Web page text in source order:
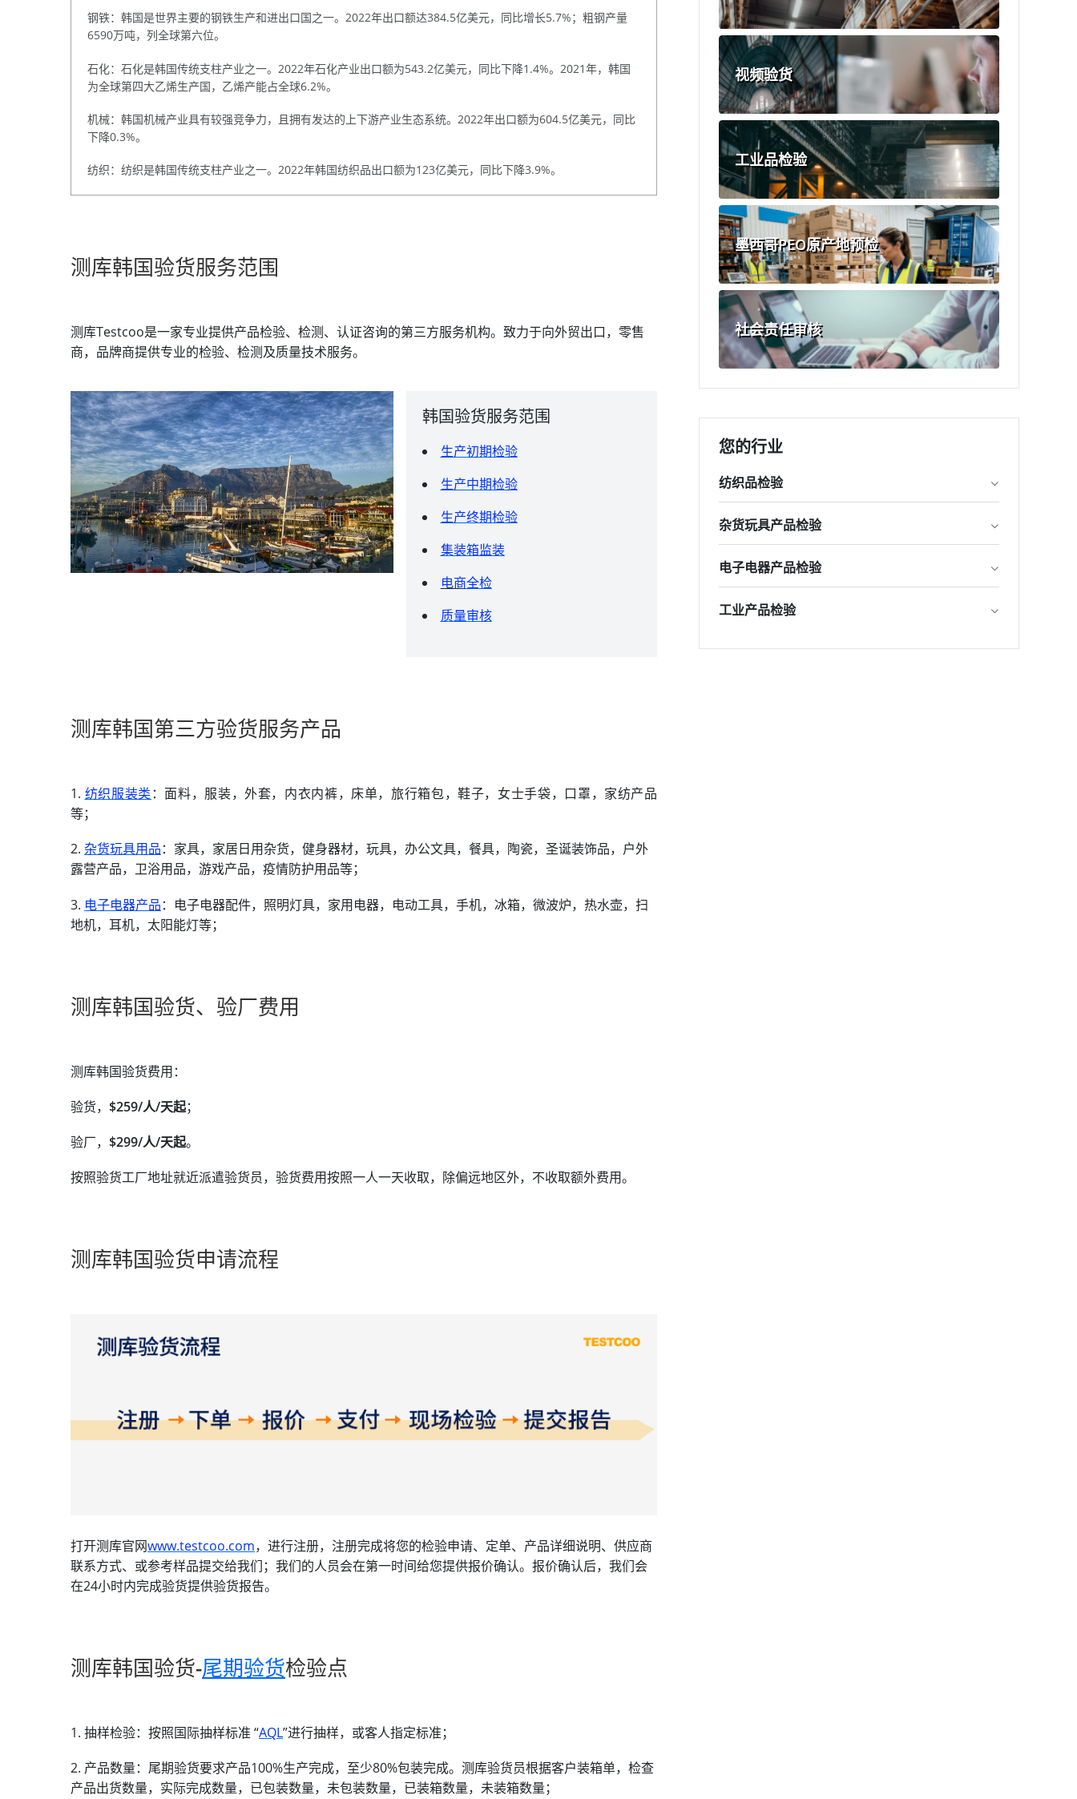
钢铁：韩国是世界主要的钢铁生产和进出口国之一。2022年出口额达384.5亿美元，同比增长5.7%；粗钢产量
6590万吨，列全球第六位。
石化：石化是韩国传统支柱产业之一。2022年石化产业出口额为543.2亿美元，同比下降1.4%。2021年，韩国
为全球第四大乙烯生产国，乙烯产能占全球6.2%。
机械：韩国机械产业具有较强竞争力，且拥有发达的上下游产业生态系统。2022年出口额为604.5亿美元，同比
下降0.3%。
纺织：纺织是韩国传统支柱产业之一。2022年韩国纺织品出口额为123亿美元，同比下降3.9%。
测库韩国验货服务范围
测库Testcoo是一家专业提供产品检验、检测、认证咨询的第三方服务机构。致力于向外贸出口，零售
商，品牌商提供专业的检验、检测及质量技术服务。
韩国验货服务范围
生产初期检验
生产中期检验
生产终期检验
集装箱监装
电商全检
质量审核
测库韩国第三方验货服务产品
1. 纺织服装类 ：面料，服装，外套，内衣内裤，床单，旅行箱包，鞋子，女士手袋，口罩，家纺产品
等；
2. 杂货玩具用品：家具，家居日用杂货，健身器材，玩具，办公文具，餐具，陶瓷，圣诞装饰品，户外
露营产品，卫浴用品，游戏产品，疫情防护用品等；
3. 电子电器产品：电子电器配件，照明灯具，家用电器，电动工具，手机，冰箱，微波炉，热水壶，扫
地机，耳机，太阳能灯等；
测库韩国验货、验厂费用
测库韩国验货费用：
验货， $259/人/天起；
验厂， $299/人/天起。
按照验货工厂地址就近派遣验货员，验货费用按照一人一天收取，除偏远地区外，不收取额外费用。
测库韩国验货申请流程
打开测库官网www.testcoo.com，进行注册，注册完成将您的检验申请、定单、产品详细说明、供应商
联系方式、或参考样品提交给我们；我们的人员会在第一时间给您提供报价确认。报价确认后，我们会
在24小时内完成验货提供验货报告。
测库韩国验货-尾期验货检验点
1. 抽样检验：按照国际抽样标准 “AQL”进行抽样，或客人指定标准；
2. 产品数量：尾期验货要求产品100%生产完成，至少80%包装完成。测库验货员根据客户装箱单，检查
产品出货数量，实际完成数量，已包装数量，未包装数量，已装箱数量，未装箱数量；
视频验货
工业品检验
墨西哥PEO原产地预检
社会责任审核
您的行业
纺织品检验
杂货玩具产品检验
电子电器产品检验
工业产品检验